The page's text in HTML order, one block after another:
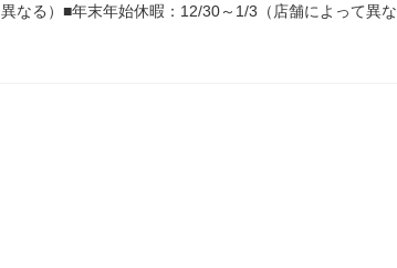
なる）■年末年始休暇：12/30～1/3（店舗によって異な